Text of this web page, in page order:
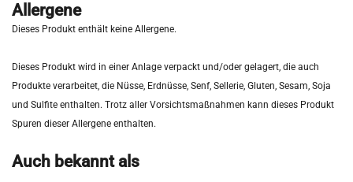
Allergene
Dieses Produkt enthält keine Allergene.
Dieses Produkt wird in einer Anlage verpackt und/oder gelagert, die auch
Produkte verarbeitet, die Nüsse, Erdnüsse, Senf, Sellerie, Gluten, Sesam, Soja
und Sulfite enthalten. Trotz aller Vorsichtsmaßnahmen kann dieses Produkt
Spuren dieser Allergene enthalten.
Auch bekannt als